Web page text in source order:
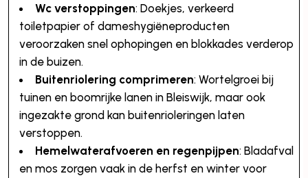
Wc verstoppingen: Doekjes, verkeerd
toiletpapier of dameshygiëneproducten
veroorzaken snel ophopingen en blokkades verderop
in de buizen.
Buitenriolering comprimeren: Wortelgroei bij
tuinen en boomrijke lanen in Bleiswijk, maar ook
ingezakte grond kan buitenrioleringen laten
verstoppen.
Hemelwaterafvoeren en regenpijpen: Bladafval
en mos zorgen vaak in de herfst en winter voor